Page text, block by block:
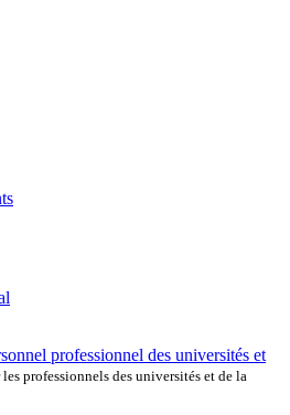
professionnel des universités et
professionnels des universités et de la